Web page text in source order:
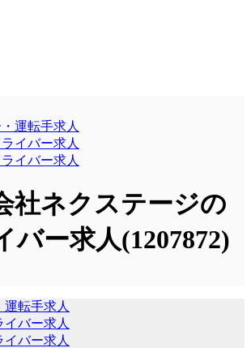
運転手求人
イバー求人
イバー求人
社ネクステージの
バー求人(1207872)
運転手求人
バー求人
バー求人